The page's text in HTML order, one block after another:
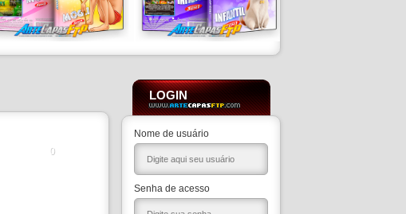
0
LOGIN
Nome de usuário
Senha de acesso